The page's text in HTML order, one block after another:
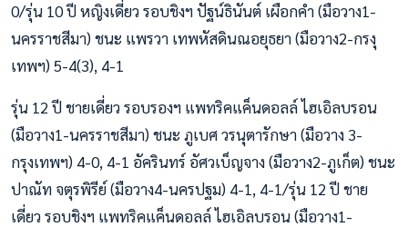
0/รุ่น 10 ปี หญิงเดี่ยว รอบชิงฯ ปัฐน์ธินันต์ เผือกคำ (มือวาง1-
นครราชสีมา) ชนะ แพรวา เทพหัสดินณอยุธยา (มือวาง2-กรงุ
เทพฯ) 5-4(3), 4-1
รุ่น 12 ปี ชายเดี่ยว รอบรองฯ แพทริคแค็นดอลล์ ไฮเอิลบรอน
(มือวาง1-นครราชสีมา) ชนะ ภูเบศ วรนุตารักษา (มือวาง 3-
กรุงเทพฯ) 4-0, 4-1 อัครินทร์ อัศวเบ็ญจาง (มือวาง2-ภูเก็ต) ชนะ
ปาณัท จตุรพิรีย์ (มือวาง4-นครปฐม) 4-1, 4-1/รุ่น 12 ปี ชาย
เดี่ยว รอบชิงฯ แพทริคแค็นดอลล์ ไฮเอิลบรอน (มือวาง1-